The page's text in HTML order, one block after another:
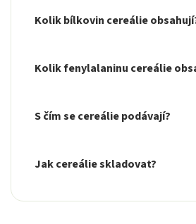
Kolik bílkovin cereálie
Kolik fenylalaninu cereálie
S čím se cereálie podávají?
Jak cereálie skladovat?